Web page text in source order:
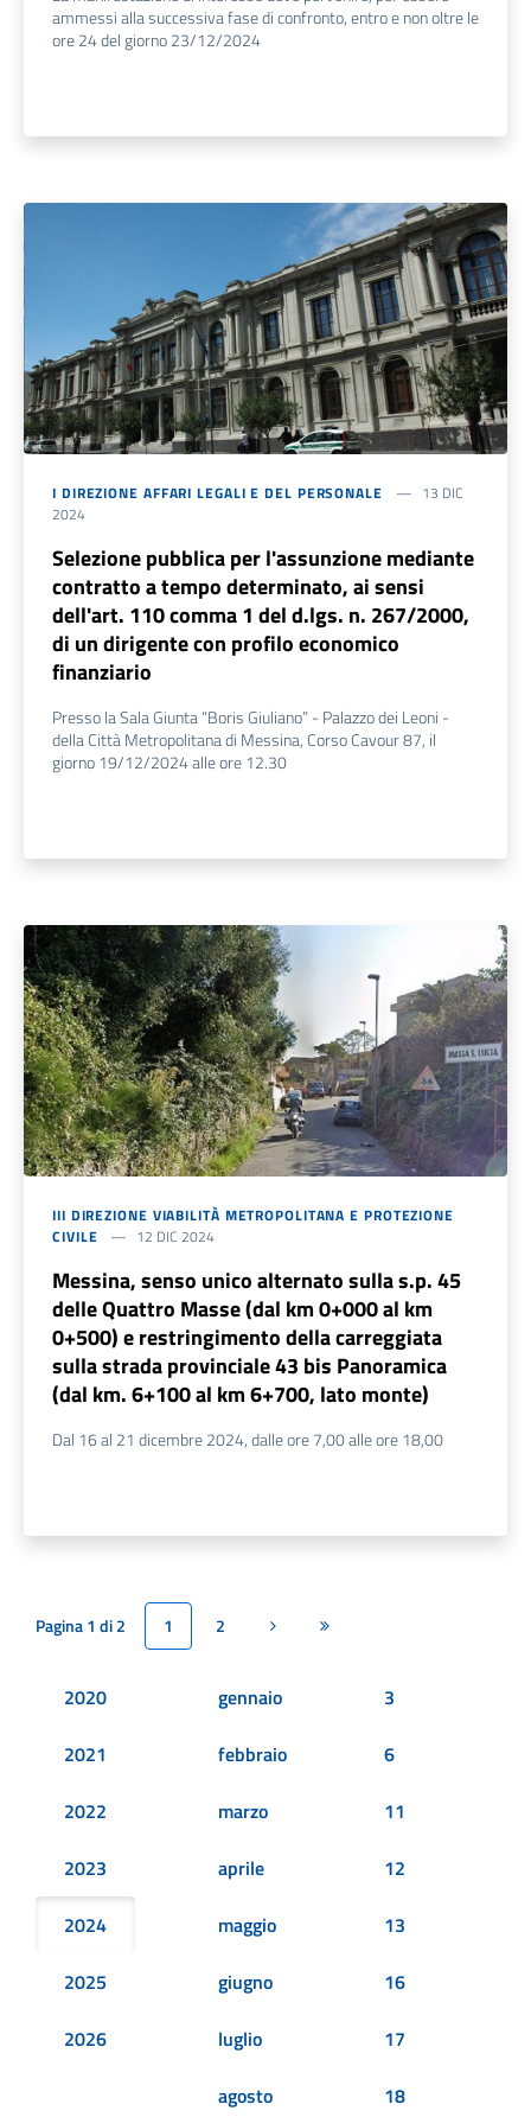
ammessi alla successiva fase di confronto, entro e non oltre le
ore 24 del giorno 23/12/2024
I DIREZIONE AFFARI LEGALI E DEL PERSONALE
13 DIC
2024
Selezione pubblica per l'assunzione mediante
contratto a tempo determinato, ai sensi
dell'art. 110 comma 1 del d.lgs. n. 267/2000,
di un dirigente con profilo economico
finanziario
Presso la Sala Giunta “Boris Giuliano” - Palazzo dei Leoni -
della Città Metropolitana di Messina, Corso Cavour 87, il
giorno 19/12/2024 alle ore 12.30
III DIREZIONE VIABILITÀ METROPOLITANA E PROTEZIONE
CIVILE
12 DIC 2024
Messina, senso unico alternato sulla s.p. 45
delle Quattro Masse (dal km 0+000 al km
0+500) e restringimento della carreggiata
sulla strada provinciale 43 bis Panoramica
(dal km. 6+100 al km 6+700, lato monte)
Dal 16 al 21 dicembre 2024, dalle ore 7,00 alle ore 18,00
Pagina 1 di 2 1 2 Pagina successiva
Ultima pagina
2020
2021
2022
2023
2024
2025
2026
gennaio
febbraio
marzo
aprile
maggio
giugno
luglio
agosto
3
6
11
12
13
16
17
18